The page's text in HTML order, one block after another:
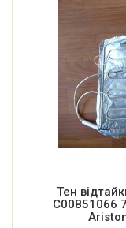
Тен
C00851066